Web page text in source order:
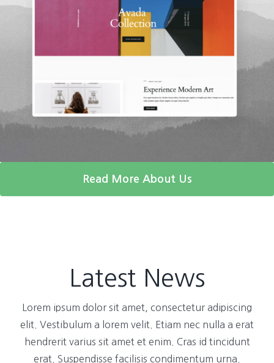
Read More About Us
Latest News
Lorem ipsum dolor sit amet, consectetur adipiscing
elit. Vestibulum a lorem velit. Etiam nec nulla a erat
hendrerit varius sit amet et enim. Cras id tincidunt
erat. Suspendisse facilisis condimentum urna.